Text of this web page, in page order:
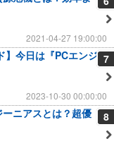
2021-04-27 19:00:00
7
】今日は『PCエンジ
2023-10-30 00:00:00
8
ーニアスとは？超優